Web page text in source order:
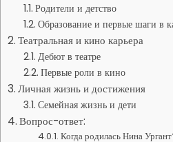
Родители и детство
Образование и первые шаги в
Театральная и кино карьера
Дебют в театре
Первые роли в кино
Личная жизнь и достижения
Семейная жизнь и дети
Вопрос-ответ:
Когда родилась Нина